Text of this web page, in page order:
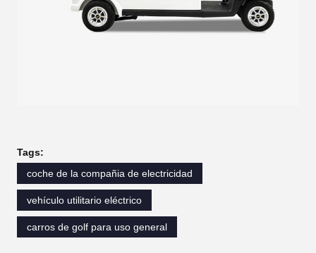
Tags:
coche de la compañia de electricidad
vehículo utilitario eléctrico
carros de golf para uso general